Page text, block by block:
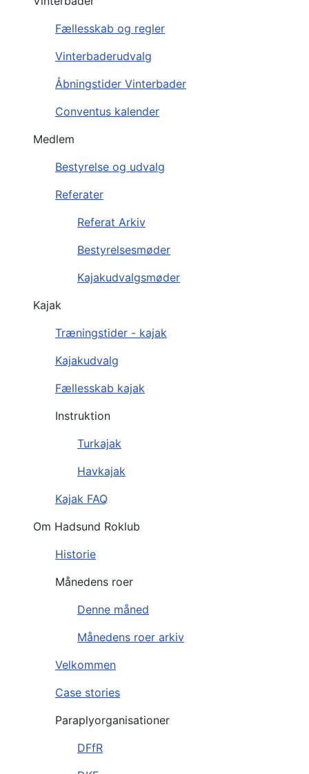
Fællesskab og regler
Vinterbaderudvalg
Åbningstider Vinterbader
Conventus kalender
Medlem
Bestyrelse og udvalg
Referater
Referat Arkiv
Bestyrelsesmøder
Kajakudvalgsmøder
Kajak
Træningstider - kajak
Kajakudvalg
Fællesskab kajak
Instruktion
Turkajak
Havkajak
Kajak FAQ
Om Hadsund Roklub
Historie
Månedens roer
Denne måned
Månedens roer arkiv
Velkommen
Case stories
Paraplyorganisationer
DFfR